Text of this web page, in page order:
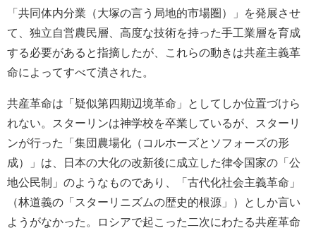
「共同体内分業（大塚の言う局地的市場圏）」を発展させ
て、独立自営農民層、高度な技術を持った手工業層を育成
する必要があると指摘したが、これらの動きは共産主義革
命によってすべて潰された。
共産革命は「疑似第四期辺境革命」としてしか位置づけら
れない。スターリンは神学校を卒業しているが、スターリ
ンが行った「集団農場化（コルホーズとソフォーズの形
成）」は、日本の大化の改新後に成立した律令国家の「公
地公民制」のようなものであり、「古代化社会主義革命」
（林道義の「スターリニズムの歴史的根源」）としか言い
ようがなかった。ロシアで起こった二次にわたる共産革命